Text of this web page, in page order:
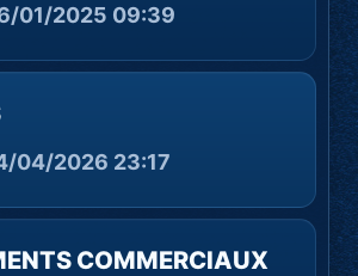
01/2025 09:39
04/2026 23:17
COMMERCIAUX